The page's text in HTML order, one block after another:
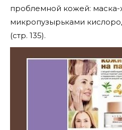
проблемной кожей: маска-
микропузырьками
(стр. 135).